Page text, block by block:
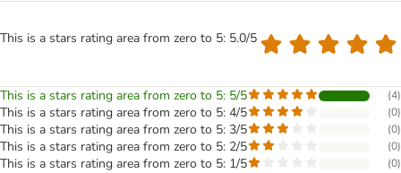
This is a stars rating area from zero to 5: 5.0/5
This is a stars rating area from zero to 5: 5/5 (4)
This is a stars rating area from zero to 5: 4/5 (0)
This is a stars rating area from zero to 5: 3/5 (0)
This is a stars rating area from zero to 5: 2/5 (0)
This is a stars rating area from zero to 5: 1/5 (0)